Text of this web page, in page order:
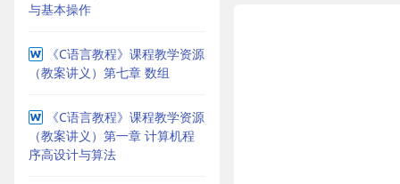
与基本操作
《C语言教程》课程教学资源
（教案讲义）第七章 数组
《C语言教程》课程教学资源
（教案讲义）第一章 计算机程
序高设计与算法